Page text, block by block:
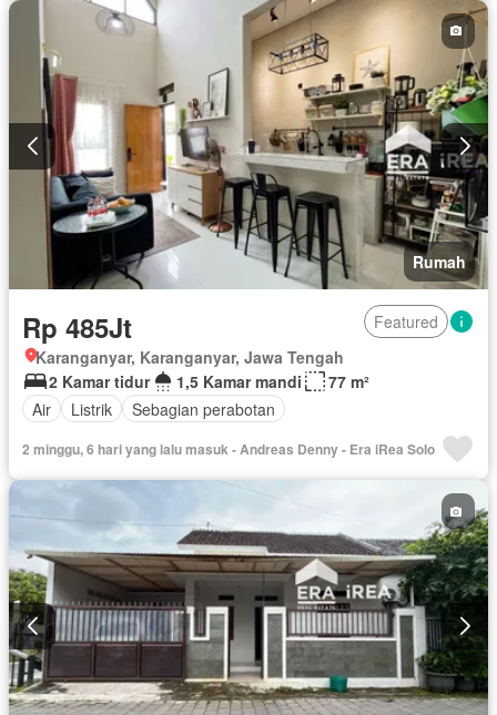
Rumah
Rp 485Jt
Featured
Karanganyar, Karanganyar, Jawa Tengah
2 Kamar tidur
1,5 Kamar mandi
77 m²
Air
Listrik Sebagian perabotan
2 minggu, 6 hari yang lalu masuk - Andreas Denny - Era iRea Solo